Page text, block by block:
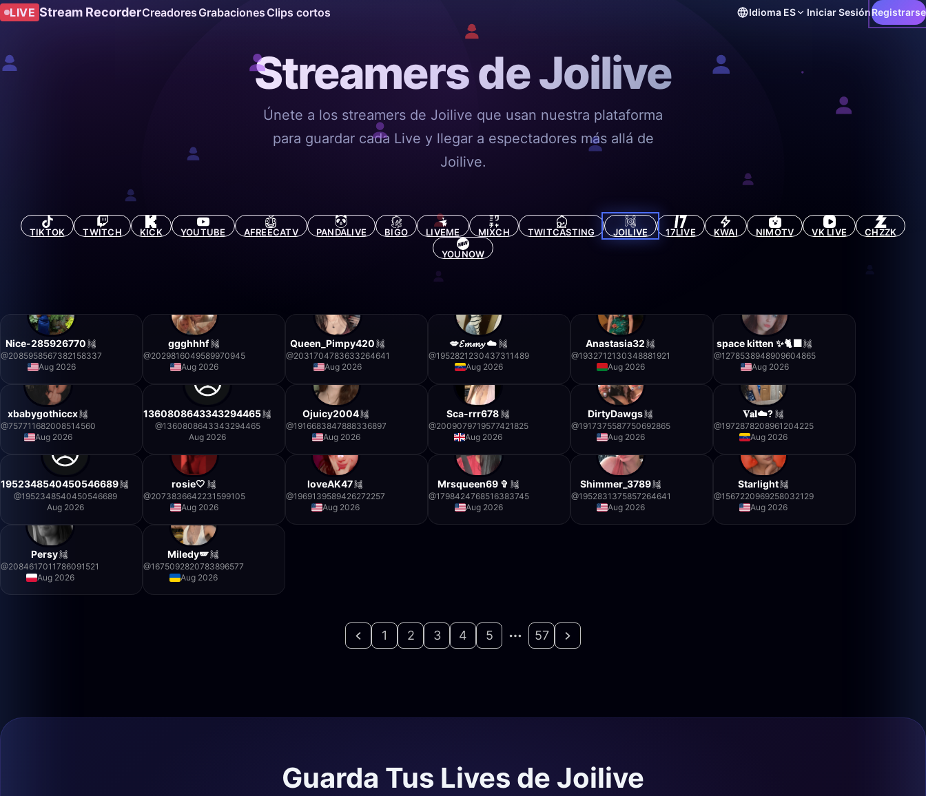
LIVE Stream RecorderCreadores Grabaciones Clips cortos Idioma ES Iniciar SesiónRegistrarse
Streamers de Joilive
Únete a los streamers de Joilive que usan nuestra plataforma
para guardar cada Live y llegar a espectadores más allá de
Joilive.
TIKTOK TWITCH KICK YOUTUBE AFREECATV PANDALIVE BIGO LIVEME MIXCH TWITCASTING JOILIVE 17LIVE KWAI NIMOTV VK LIVE
CHZZK
YOUNOW
Nice-285926770
@2085958567382158337
Aug 2026
ggghhhf
@2029816049589970945
Aug 2026
Queen_Pimpy420
@2031704783633264641
Aug 2026
💋𝓔𝓶𝓶𝔂 ☁️
@1952821230437311489
Aug 2026
Anastasia32
@1932712130348881921
Aug 2026
space kitten ✨🐈‍⬛
@1278538948909604865
Aug 2026
xbabygothiccx
@757711682008514560
Aug 2026
1360808643343294465
@1360808643343294465
Aug 2026
Ojuicy2004
@1916683847888336897
Aug 2026
Sca-rrr678
@2009079719577421825
Aug 2026
DirtyDawgs
@1917375587750692865
Aug 2026
𝐕𝐚𝐥☁️?
@1972878208961204225
Aug 2026
1952348540450546689
@1952348540450546689
Aug 2026
rosie🤍
@2073836642231599105
Aug 2026
loveAK47
@1969139589426272257
Aug 2026
Mrsqueen69 ✞
@1798424768516383745
Aug 2026
Shimmer_3789
@1952831375857264641
Aug 2026
Starlight
@1567220969258032129
Aug 2026
Persy
@2084617011786091521
Aug 2026
Miledy🪽
@1675092820783896577
Aug 2026
1 2 3 4 5 57
Guarda Tus Lives de Joilive